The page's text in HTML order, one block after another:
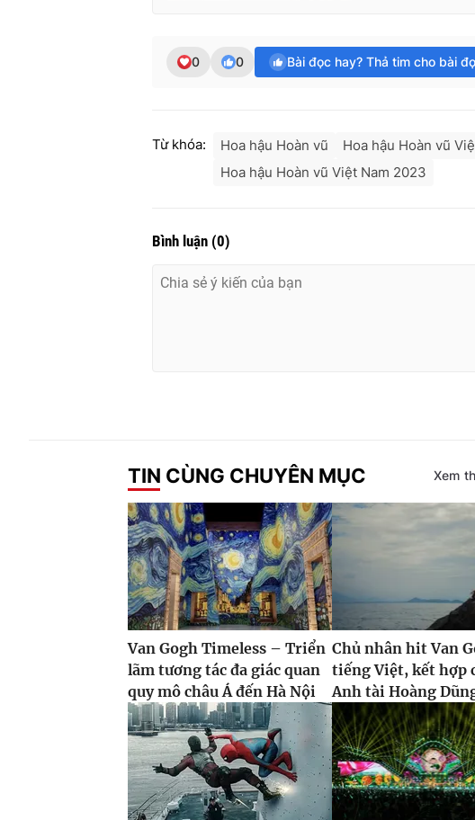
0 0 Bài đọc hay? Thả tim cho bài
Từ khóa: Hoa hậu Hoàn vũ Hoa hậu Hoàn vũ
Hoa hậu Hoàn vũ Việt Nam 2023
Bình luận (0)
TIN CÙNG CHUYÊN MỤC Xem
Van Gogh Timeless – Triển
lãm tương tác đa giác quan
quy mô châu Á đến Hà Nội
Chủ nhân hit Van
tiếng Việt, kết hợp
Anh tài Hoàng